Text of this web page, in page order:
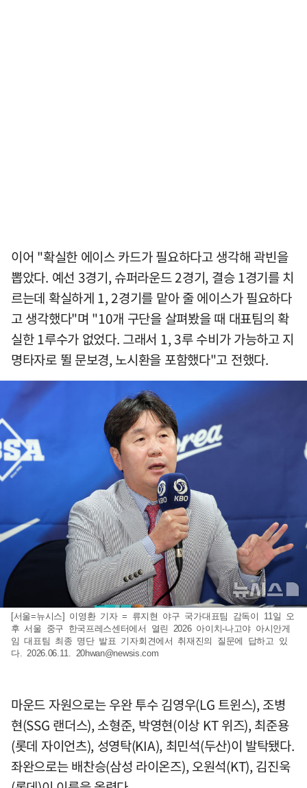
이어 "확실한 에이스 카드가 필요하다고 생각해 곽빈을
뽑았다. 예선 3경기, 슈퍼라운드 2경기, 결승 1경기를 치
르는데 확실하게 1, 2경기를 맡아 줄 에이스가 필요하다
고 생각했다"며 "10개 구단을 살펴봤을 때 대표팀의 확
실한 1루수가 없었다. 그래서 1, 3루 수비가 가능하고 지
명타자로 뛸 문보경, 노시환을 포함했다"고 전했다.
[서울=뉴시스] 이영환 기자 = 류지현 야구 국가대표팀 감독이 11일 오
후 서울 중구 한국프레스센터에서 열린 2026 아이치-나고야 아시안게
임 대표팀 최종 명단 발표 기자회견에서 취재진의 질문에 답하고 있
다. 2026.06.11. 20hwan@newsis.com
마운드 자원으로는 우완 투수 김영우(LG 트윈스), 조병
현(SSG 랜더스), 소형준, 박영현(이상 KT 위즈), 최준용
(롯데 자이언츠), 성영탁(KIA), 최민석(두산)이 발탁됐다.
좌완으로는 배찬승(삼성 라이온즈), 오원석(KT), 김진욱